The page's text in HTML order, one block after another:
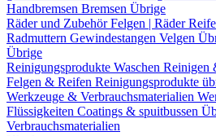
Handbremsen Bremsen Übrige
Räder und ZubehörFelgen | Räder
Radmuttern Gewindestangen Velgen
Übrige
Reinigungsprodukte Waschen Reinigen
Felgen & Reifen Reinigungsprodukte
Werkzeuge & Verbrauchsmaterialien
Flüssigkeiten Coatings & spuitbussen
Verbrauchsmaterialien